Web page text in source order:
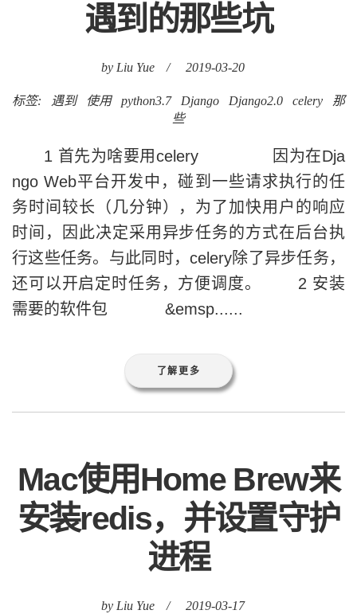
遇到的那些坑
by Liu Yue / 2019-03-20
标签: 遇到 使用 python3.7 Django Django2.0 celery
那
些
1 首先为啥要用celery 因为在Dja
ngo Web平台开发中，碰到一些请求执行的任
务时间较长（几分钟），为了加快用户的响应
时间，因此决定采用异步任务的方式在后台执
行这些任务。与此同时，celery除了异步任务，
还可以开启定时任务，方便调度。 2 安装
需要的软件包 &emsp......
了解更多
Mac使用Home Brew来
安装redis，并设置守护
进程
by Liu Yue / 2019-03-17